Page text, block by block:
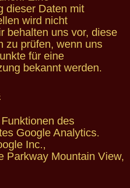
dieser Daten mit
wird nicht
behalten uns vor, diese
zu prüfen, wenn uns
für eine
bekannt werden.
des
Google Analytics.
Inc.,
Parkway Mountain View,